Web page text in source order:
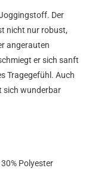
Der
nicht nur robust,
angerauten
er sich sanft
Tragegefühl. Auch
sich wunderbar
Polyester